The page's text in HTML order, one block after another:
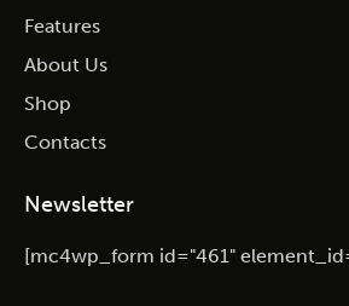
Features
About Us
Shop
Contacts
Newsletter
[mc4wp_form id="461"